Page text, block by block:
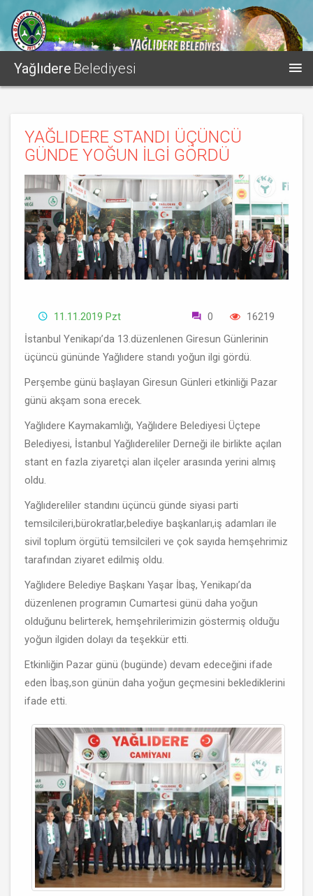
Yağlıdere Belediyesi
YAĞLIDERE STANDI ÜÇÜNCÜ
GÜNDE YOĞUN İLGİ GÖRDÜ
11.11.2019 Pzt 0
16219
İstanbul Yenikapı’da 13.düzenlenen Giresun Günlerinin
üçüncü gününde Yağlıdere standı yoğun ilgi gördü.
Perşembe günü başlayan Giresun Günleri etkinliği Pazar
günü akşam sona erecek.
Yağlıdere Kaymakamlığı, Yağlıdere Belediyesi Üçtepe
Belediyesi, İstanbul Yağlıdereliler Derneği ile birlikte açılan
stant en fazla ziyaretçi alan ilçeler arasında yerini almış
oldu.
Yağlıdereliler standını üçüncü günde siyasi parti
temsilcileri,bürokratlar,belediye başkanları,iş adamları ile
sivil toplum örgütü temsilcileri ve çok sayıda hemşehrimiz
tarafından ziyaret edilmiş oldu.
Yağlıdere Belediye Başkanı Yaşar İbaş, Yenikapı’da
düzenlenen programın Cumartesi günü daha yoğun
olduğunu belirterek, hemşehrilerimizin göstermiş olduğu
yoğun ilgiden dolayı da teşekkür etti.
Etkinliğin Pazar günü (bugünde) devam edeceğini ifade
eden İbaş,son günün daha yoğun geçmesini beklediklerini
ifade etti.